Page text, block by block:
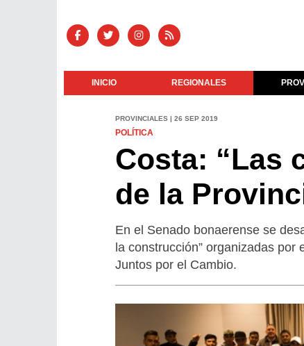
INICIO REGIONALES
PROVINCIALES | 26 SEP 2019
POLÍTICA
Costa: “Las
de la
En el Senado bonaerense se
la construcción” organizadas
Juntos por el Cambio.